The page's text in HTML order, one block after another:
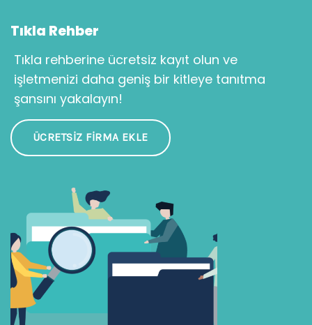
Tıkla Rehber
Tıkla rehberine ücretsiz kayıt olun ve
işletmenizi daha geniş bir kitleye tanıtma
şansını yakalayın!
ÜCRETSIZ FIRMA EKLE